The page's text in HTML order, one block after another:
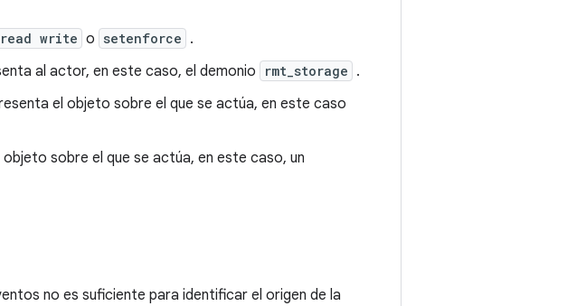
read write o setenforce .
al actor, en este caso, el demonio rmt_storage .
el objeto sobre el que se actúa, en este caso
sobre el que se actúa, en este caso, un
no es suficiente para identificar el origen de la